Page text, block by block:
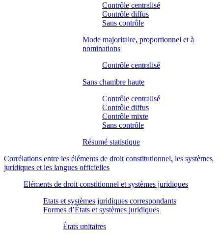
Contrôle centralisé
Contrôle diffus
Sans contrôle
Mode majoritaire, proportionnel et à
nominations
Contrôle centralisé
Sans chambre haute
Contrôle centralisé
Contrôle diffus
Contrôle mixte
Sans contrôle
Résumé statistique
Corrélations entre les éléments de droit constitutionnel, les systèmes
juridiques et les langues officielles
Eléments de droit constitionnel et systèmes juridiques
Etats et systèmes juridiques correspondants
Formes d’États et systèmes juridiques
États unitaires